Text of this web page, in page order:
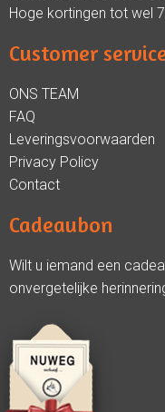
Hoge kortingen tot wel
Customer
ONS TEAM
FAQ
Leveringsvoorwaarden
Privacy Policy
Contact
Cadeaubon
Wilt u iemand een
onvergetelijke